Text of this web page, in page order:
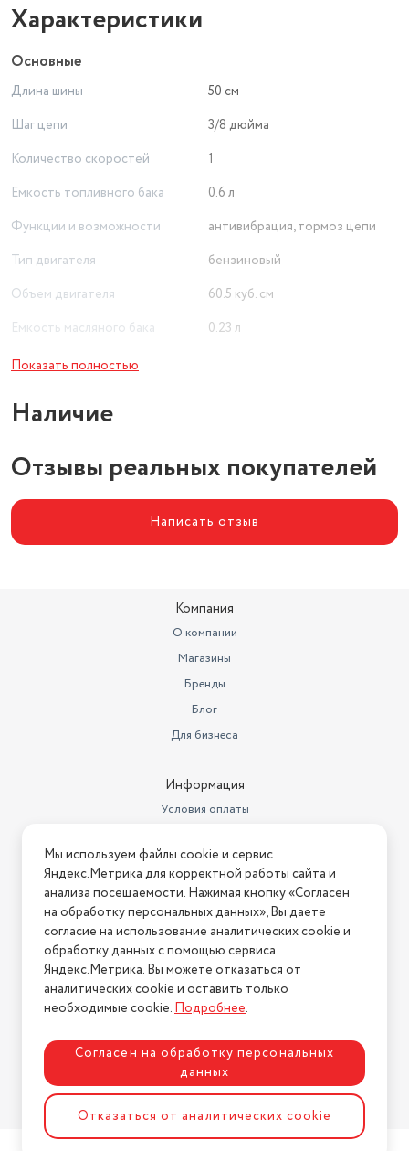
Характеристики
Основные
Длина шины
50 см
Шаг цепи
3/8 дюйма
Количество скоростей
1
Емкость топливного бака
0.6 л
Функции и возможности
антивибрация, тормоз цепи
Тип двигателя
бензиновый
Объем двигателя
60.5 куб. см
Емкость масляного бака
0.23 л
Скорость вращения
Показать полностью
Наличие
Отзывы реальных покупателей
Написать отзыв
Компания
О компании
Магазины
Бренды
Блог
Для бизнеса
Информация
Условия оплаты
Условия возврата
Нашли ошибку на сайте? Напишите нам
2026 © Интернет-магазин "АстМаркет". У нас есть всё!
Политика конфиденциальности
Разработка сайтаASTDESIGN
Мы используем файлы cookie и сервис
Яндекс.Метрика для корректной работы сайта и
анализа посещаемости. Нажимая кнопку «Согласен
на обработку персональных данных», Вы даете
согласие на использование аналитических cookie и
обработку данных с помощью сервиса
Яндекс.Метрика. Вы можете отказаться от
аналитических cookie и оставить только
необходимые cookie.Подробнее.
Согласен на обработку персональных
данных
Отказаться от аналитических cookie